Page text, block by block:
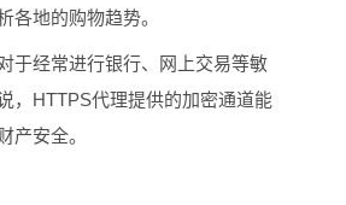
各地的购物趋势。
于经常进行银行、网上交易等敏
，HTTPS代理提供的加密通道能
产安全。